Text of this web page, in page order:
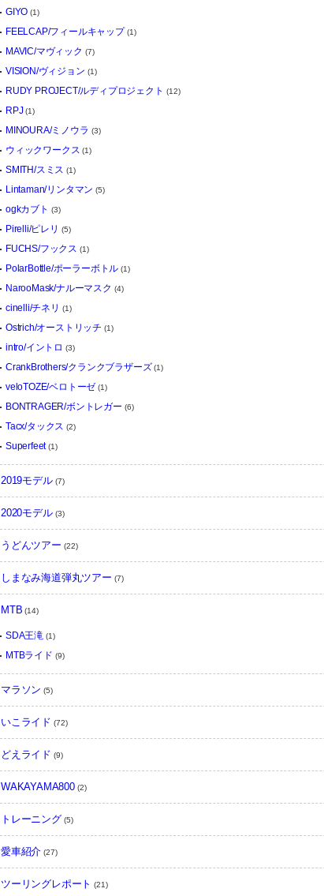
GIYO (1)
FEELCAP/フィールキャップ(1)
MAVIC/マヴィック (7)
VISION/ヴィジョン (1)
RUDY PROJECT/ルディプロジェクト (12)
RPJ(1)
MINOURA/ミノウラ (3)
ウィックワークス (1)
SMITH/スミス (1)
Lintaman/リンタマン (5)
ogkカブト (3)
Pirelli/ピレリ (5)
FUCHS/フックス (1)
PolarBottle/ポーラーボトル (1)
NarooMask/ナルーマスク (4)
cinelli/チネリ (1)
Ostrich/オーストリッチ (1)
intro/イントロ (3)
CrankBrothers/クランクブラザーズ (1)
veloTOZE/ベロトーゼ (1)
BONTRAGER/ボントレガー (6)
Tacx/タックス (2)
Superfeet(1)
2019モデル(7)
2020モデル(3)
うどんツアー (22)
しまなみ海道弾丸ツアー (7)
MTB (14)
SDA王滝 (1)
MTBライド (9)
マラソン (5)
いこライド (72)
どえライド (9)
WAKAYAMA800(2)
トレーニング (5)
愛車紹介 (27)
ツーリングレポート (21)